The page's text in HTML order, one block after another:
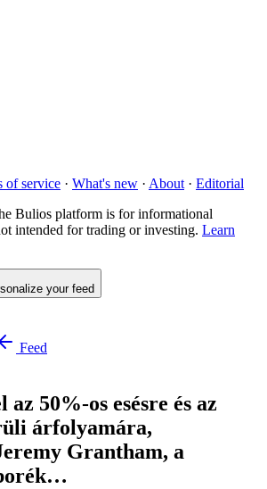
of service · What's new · About · Editorial
Bulios platform is for informational
intended for trading or investing. Learn
your feed
Feed
50%-os esésre és az
árfolyamára,
Grantham, a